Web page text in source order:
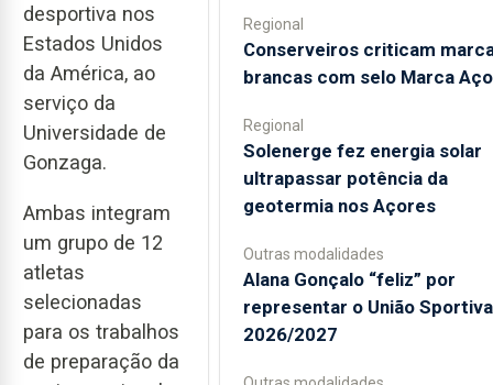
desportiva nos
Estados Unidos
da América, ao
serviço da
Universidade de
Gonzaga.
Ambas integram
um grupo de 12
atletas
selecionadas
para os trabalhos
de preparação da
Regional
Conserveiros criticam
brancas com selo Marca
Regional
Solenerge fez energia solar
ultrapassar potência da
geotermia nos Açores
Outras modalidades
Alana Gonçalo “feliz” por
representar o União
2026/2027